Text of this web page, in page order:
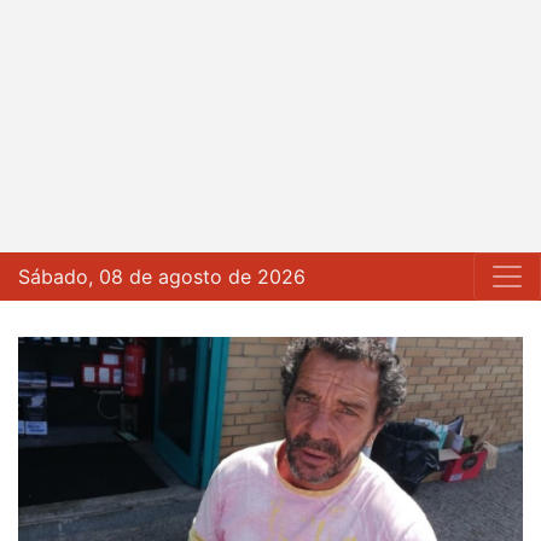
Sábado, 08 de agosto de 2026